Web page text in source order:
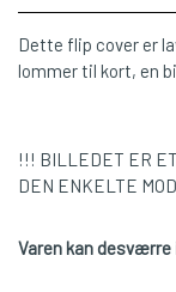
Dette flip cover er
lommer til kort, en
!!! BILLEDET ER
DEN ENKELTE
Varen kan desværre